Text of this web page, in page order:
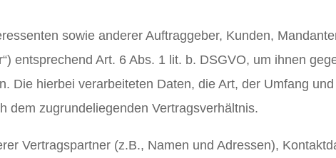
sowie anderer Auftraggeber, Kunden,
entsprechend Art. 6 Abs. 1 lit. b. DSGVO, um ihnen
Die hierbei verarbeiteten Daten, die Art, der Umfang
dem zugrundeliegenden Vertragsverhältnis.
Vertragspartner (z.B., Namen und Adressen),